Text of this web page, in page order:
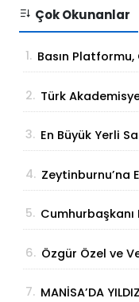
Çok Okunanlar
1. Basın
2. Türk
Parmak İzinden
3. En Büyük Yerli
4. Zeytinburnu’na
Geliyor
5.
Perçinleyecek"
6. Özgür Özel ve
fezleke Adalet
7. MANİSA’DA